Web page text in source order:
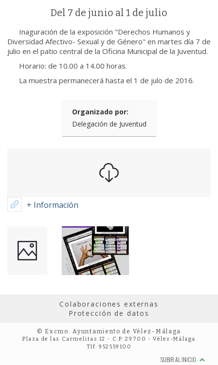
Del 7 de junio al 1 de julio
Inaguración de la exposición "Derechos Humanos y
Diversidad Afectivo- Sexual y de Género" en martes día 7 de
julio en el patio central de la Oficina Municipal de la Juventud.
Horario: de 10.00 a 14.00 horas.
La muestra permanecerá hasta el 1 de julo de 2016.
Organizado por:
Delegación de Juventud
+ Información
Colaboraciones externas
Protección de datos
© Excmo. Ayuntamiento de Vélez-Málaga
Plaza de las Carmelitas 12 - C.P. 29700 - Vélez-Málaga
Tlf: 952559100
SUBIR AL INICIO